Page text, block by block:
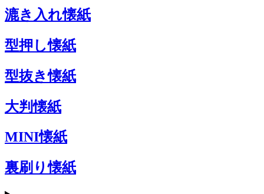
漉き入れ懐紙
型押し懐紙
型抜き懐紙
大判懐紙
MINI懐紙
裏刷り懐紙